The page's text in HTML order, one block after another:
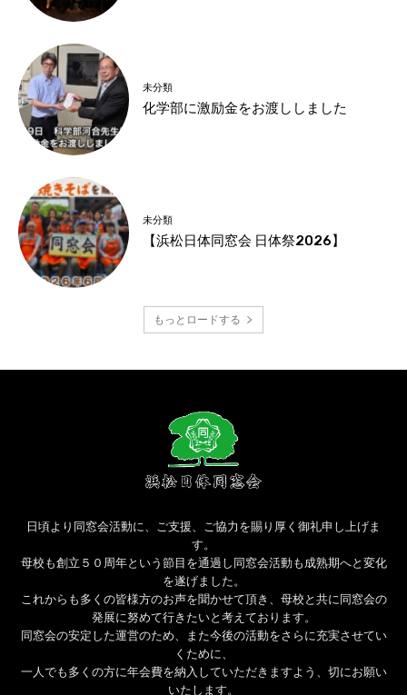
未分類
化学部に激励金をお渡ししました
未分類
【浜松日体同窓会 日体祭2026】
もっとロードする
日頃より同窓会活動に、ご支援、ご協力を賜り厚く御礼申し上げま
す。
母校も創立５０周年という節目を通過し同窓会活動も成熟期へと変化
を遂げました。
これからも多くの皆様方のお声を聞かせて頂き、母校と共に同窓会の
発展に努めて行きたいと考えております。
同窓会の安定した運営のため、また今後の活動をさらに充実させてい
くために、
一人でも多くの方に年会費を納入していただきますよう、切にお願い
いたします。